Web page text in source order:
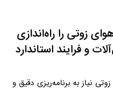
زوتی را راه‌اندازی
و فرایند استاندارد
نیاز به برنامه‌ریزی دقیق و